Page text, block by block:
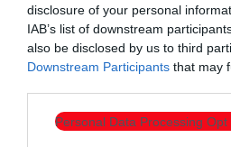
disclosure of your personal
IAB’s list of downstream
also be disclosed by us to third
Downstream Participants that may
Personal Data Processing Opt